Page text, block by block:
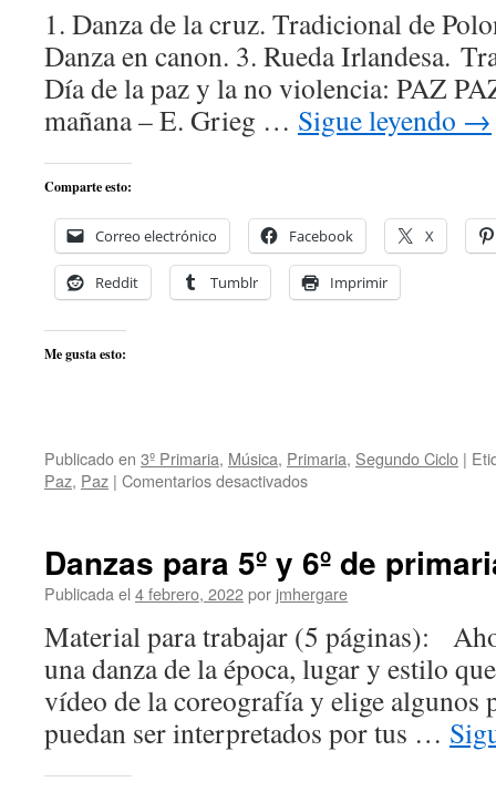
1. Danza de la cruz. Tradicional de
Danza en canon. 3. Rueda Irlandesa.
Día de la paz y la no violencia: PAZ
mañana – E. Grieg … Sigue leyendo →
Comparte esto:
Correo electrónico Facebook X
Reddit Tumblr Imprimir
Me gusta esto:
Publicado en 3º Primaria, Música, Primaria, Segundo Ciclo |
Paz, Paz | Comentarios desactivadosen
de
Primaria
Danzas para 5º y 6º de
Publicada el 4 febrero, 2022por jmhergare
Material para trabajar (5 páginas):
una danza de la época, lugar y estilo
vídeo de la coreografía y elige algunos
puedan ser interpretados por tus …